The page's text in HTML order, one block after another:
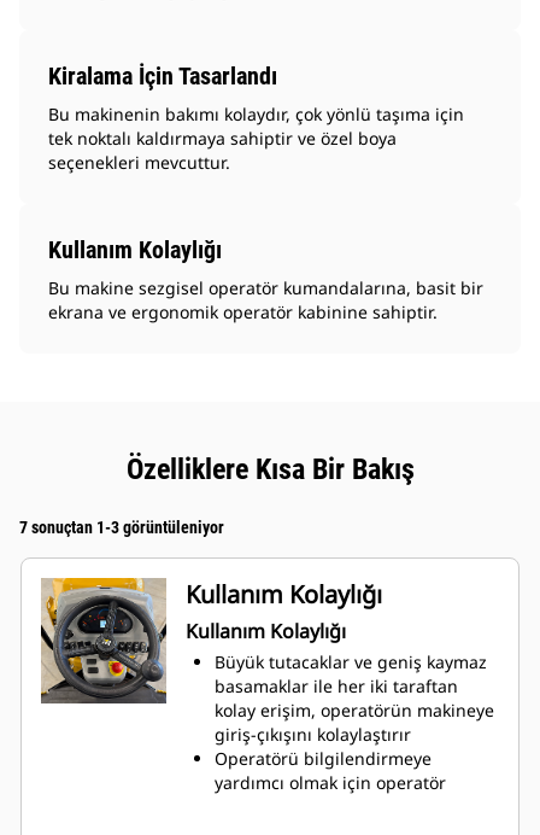
Kiralama İçin Tasarlandı
Bu makinenin bakımı kolaydır, çok yönlü taşıma için
tek noktalı kaldırmaya sahiptir ve özel boya
seçenekleri mevcuttur.
Kullanım Kolaylığı
Bu makine sezgisel operatör kumandalarına, basit bir
ekrana ve ergonomik operatör kabinine sahiptir.
Özelliklere Kısa Bir Bakış
7 sonuçtan 1-3 görüntüleniyor
Kullanım Kolaylığı
Kullanım Kolaylığı
Büyük tutacaklar ve geniş kaymaz
basamaklar ile her iki taraftan
kolay erişim, operatörün makineye
giriş-çıkışını kolaylaştırır
Operatörü bilgilendirmeye
yardımcı olmak için operatör